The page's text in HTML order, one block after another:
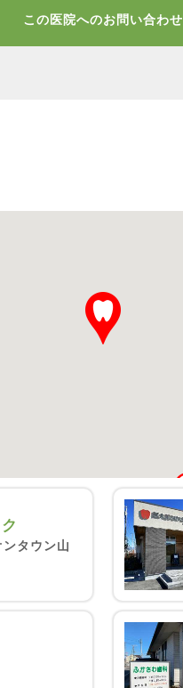
この医院へのお問い合わせ
タウン山